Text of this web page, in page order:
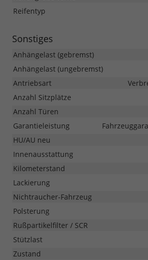
Reifentyp
Sonstiges
Anhängelast (gebremst)
Anhängelast (ungebremst)
Antriebsart
Anzahl Sitzplätze
Anzahl Türen
Garantieleistung
HU/AU neu
Innenausstattung
Kilometerstand
Lackierung
Nichtraucher-Fahrzeug
Polsterung
Rußpartikelfilter / SCR
Stützlast
Zustand